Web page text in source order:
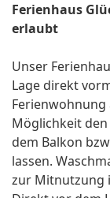
Ferienhaus
erlaubt
Unser
Lage direkt
Möglichkeit
dem Balkon
lassen.
zur Mitnutzung